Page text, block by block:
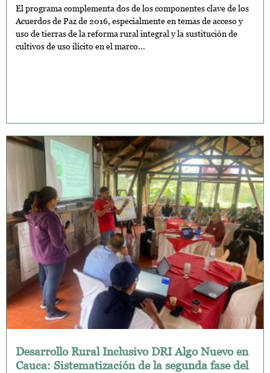
El programa complementa dos de los componentes clave de los
Acuerdos de Paz de 2016, especialmente en temas de acceso y
uso de tierras de la reforma rural integral y la sustitución de
cultivos de uso ilícito en el marco...
Desarrollo Rural Inclusivo DRI Algo Nuevo en
Cauca: Sistematización de la segunda fase del